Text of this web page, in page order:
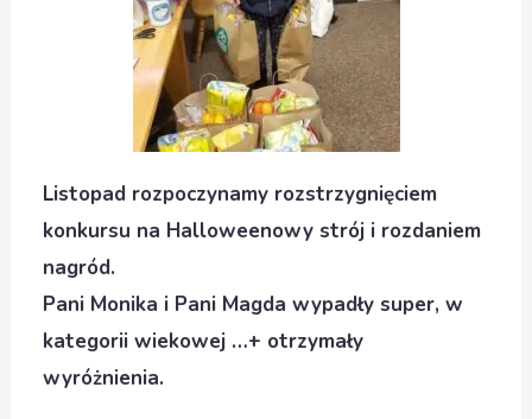
Listopad rozpoczynamy rozstrzygnięciem
konkursu na Halloweenowy strój i rozdaniem
nagród.
Pani Monika i Pani Magda wypadły super, w
kategorii wiekowej …+ otrzymały
wyróżnienia.